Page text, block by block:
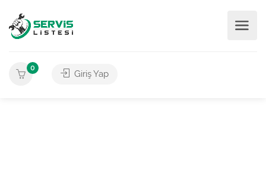
0
Giriş Yap